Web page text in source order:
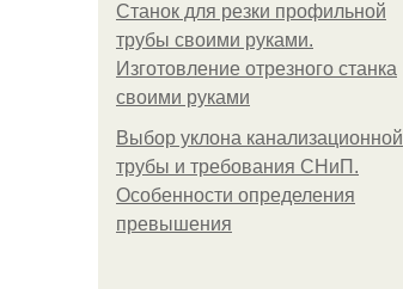
Станок для резки профильной
трубы своими руками.
Изготовление отрезного станка
своими руками
Выбор уклона канализационной
трубы и требования СНиП.
Особенности определения
превышения